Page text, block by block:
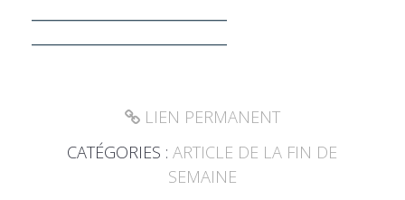
LIEN PERMANENT
CATÉGORIES :ARTICLE DE LA FIN DE
SEMAINE